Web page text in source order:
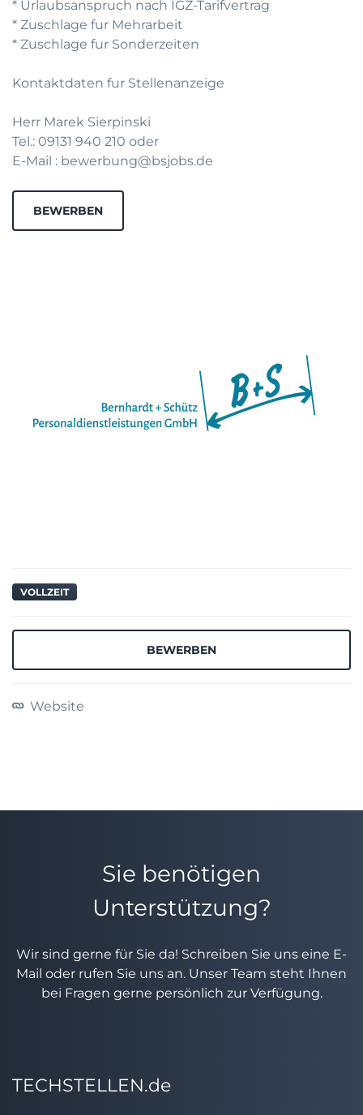
* Urlaubsanspruch nach IGZ-Tarifvertrag
* Zuschlage fur Mehrarbeit
* Zuschlage fur Sonderzeiten
Kontaktdaten fur Stellenanzeige
Herr Marek Sierpinski
Tel.: 09131 940 210 oder
E-Mail : bewerbung@bsjobs.de
BEWERBEN
VOLLZEIT
BEWERBEN
Website
Sie benötigen
Unterstützung?
Wir sind gerne für Sie da! Schreiben Sie uns eine E-
Mail oder rufen Sie uns an. Unser Team steht Ihnen
bei Fragen gerne persönlich zur Verfügung.
TECHSTELLEN.de